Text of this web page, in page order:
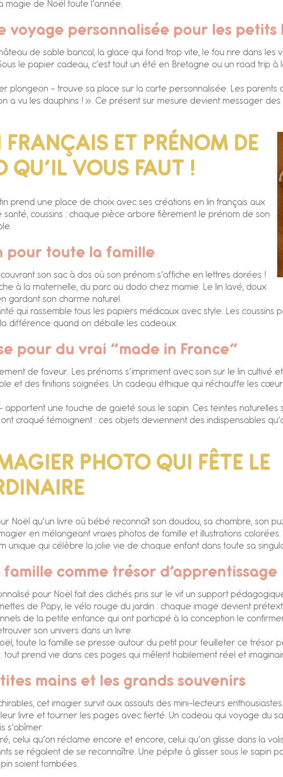
magie de Noël toute l’année.
voyage personnalisée pour les petits
de sable bancal, la glace qui fond trop vite, le fou rire dans les
le papier cadeau, c’est tout un été en Bretagne ou un road trip à
plongeon – trouve sa place sur la carte personnalisée. Les parents
a vu les dauphins ! ». Ce présent sur mesure devient messager
ET PRÉNOM DE
QU’IL VOUS FAUT !
prend une place de choix avec ses créations en lin français aux
coussins : chaque pièce arbore fièrement le prénom de son
pour toute la famille
son sac à dos où son prénom s’affiche en lettres dorées !
à la maternelle, du parc au dodo chez mamie. Le lin lavé, doux
gardant son charme naturel.
qui rassemble tous les papiers médicaux avec style. Les coussins
différence quand on déballe les cadeaux.
pour du vrai “made in France”
de faveur. Les prénoms s’impriment avec soin sur le lin cultivé
et des finitions soignées. Un cadeau éthique qui réchauffe les
apportent une touche de gaieté sous le sapin. Ces teintes naturelles
craqué témoignent : ces objets deviennent des indispensables
PHOTO QUI FÊTE LE
Noël qu’un livre où bébé reconnaît son doudou, sa chambre, son
en mélangeant vraies photos de famille et illustrations colorées.
unique qui célèbre la jolie vie de chaque enfant dans toute sa
famille comme trésor d’apprentissage
pour Noël fait des clichés pris sur le vif un support
de Papy, le vélo rouge du jardin : chaque image devient
de la petite enfance qui ont participé à la conception le
son univers dans un livre.
toute la famille se presse autour du petit pour feuilleter ce trésor
tout prend vie dans ces pages qui mêlent habilement réel et
mains et les grands souvenirs
cet imagier survit aux assauts des mini-lecteurs
livre et tourner les pages avec fierté. Un cadeau qui voyage du
s’abîmer.
celui qu’on réclame encore et encore, celui qu’on glisse dans la
se régalent de se reconnaître. Une pépite à glisser sous le sapin
soient tombées.